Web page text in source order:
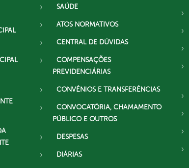
SAÚDE
ATOS NORMATIVOS
CENTRAL DE DÚVIDAS
COMPENSAÇÕES
PREVIDENCIÁRIAS
CONVÊNIOS E TRANSFERÊNCIAS
CONVOCATÓRIA, CHAMAMENTO
PÚBLICO E OUTROS
DESPESAS
DIÁRIAS